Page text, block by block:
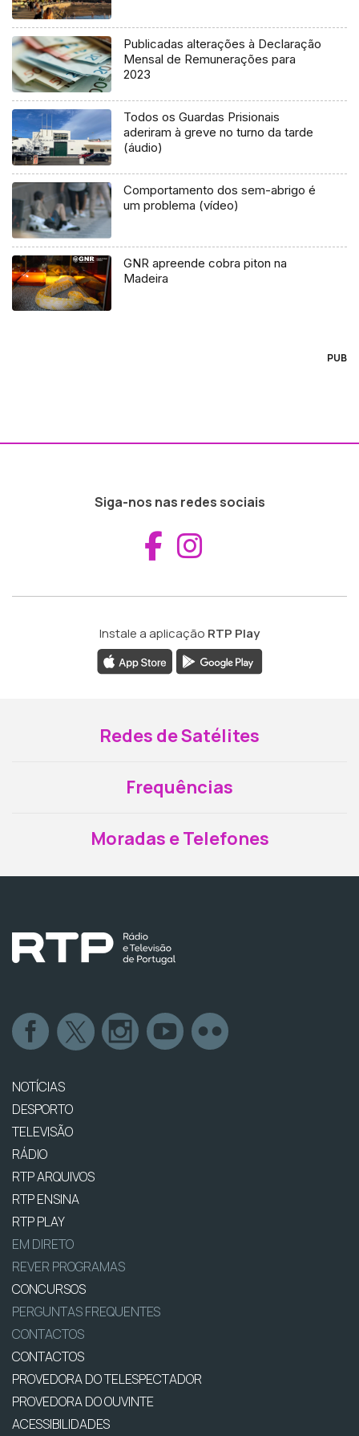
Publicadas alterações à Declaração
Mensal de Remunerações para
2023
Todos os Guardas Prisionais
aderiram à greve no turno da tarde
(áudio)
Comportamento dos sem-abrigo é
um problema (vídeo)
GNR apreende cobra piton na
Madeira
PUB
Siga-nos nas redes sociais
Aceder ao
Instale a aplicação RTP Play
Redes de Satélites
Frequências
Moradas e Telefones
NOTÍCIAS
DESPORTO
TELEVISÃO
RÁDIO
RTP ARQUIVOS
RTP ENSINA
RTP PLAY
EM DIRETO
REVER PROGRAMAS
CONCURSOS
PERGUNTAS FREQUENTES
CONTACTOS
CONTACTOS
PROVEDORA DO TELESPECTADOR
PROVEDORA DO OUVINTE
ACESSIBILIDADES